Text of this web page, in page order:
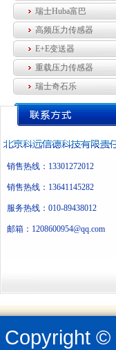
瑞士Huba富巴
高频压力传感器
E+E变送器
重载压力传感器
瑞士奇石乐
销售热线：13301272012
销售热线：13641145282
服务热线：010-89438012
邮箱：1208600954@qq.com
Copyright ©